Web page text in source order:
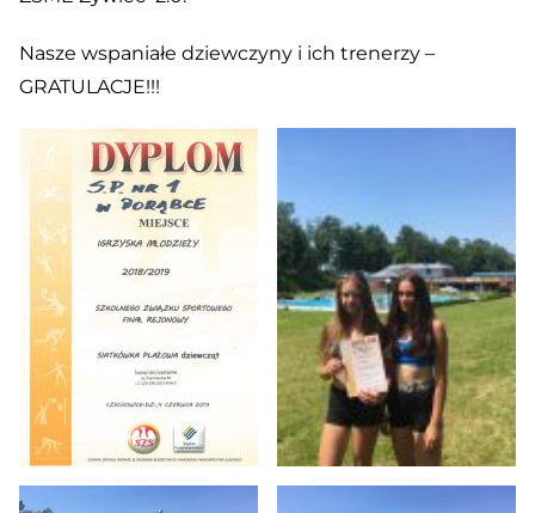
Nasze wspaniałe dziewczyny i ich trenerzy –
GRATULACJE!!!